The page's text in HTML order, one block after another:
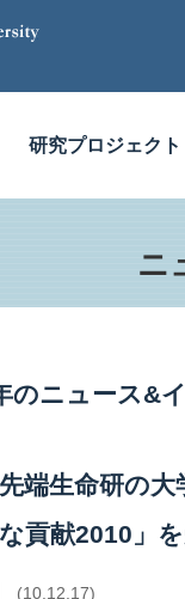
研究プロジェクト
ニ
のニュース&
端生命研の
貢献2010」
(10.12.17)